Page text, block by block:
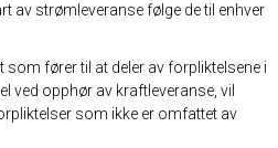
av strømleveranse følge de til enhver
som fører til at deler av forpliktelsene i
ved opphør av kraftleveranse, vil
som ikke er omfattet av